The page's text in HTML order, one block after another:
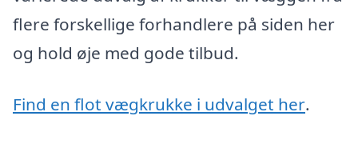
flere forskellige forhandlere på siden her
og hold øje med gode tilbud.
Find en flot vægkrukke i udvalget her.